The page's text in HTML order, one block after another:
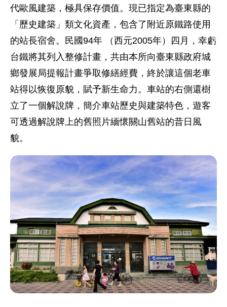
代歐風建築，極具保存價值。現已指定為臺東縣的
「歷史建築」類文化資產，包含了附近原鐵路使用
的站長宿舍。民國94年 （西元2005年）四月，幸虧
台鐵將其列入整修計畫，共由本所向臺東縣政府城
鄉發展局提報計畫爭取修繕經費，終於讓這個老車
站得以恢復原貌，賦予新生命力。車站的右側還樹
立了一個解說牌，簡介車站歷史與建築特色，遊客
可透過解說牌上的舊照片緬懷關山舊站的昔日風
貌。